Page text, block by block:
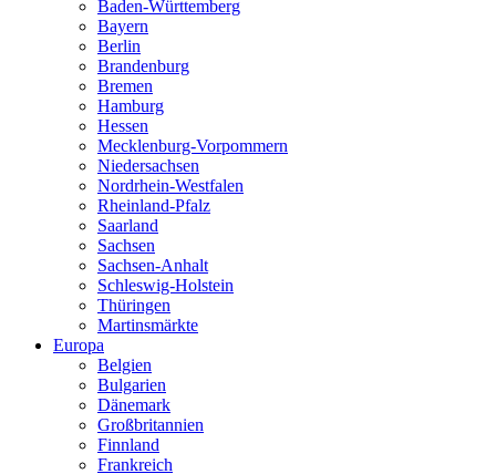
Baden-Württemberg
Bayern
Berlin
Brandenburg
Bremen
Hamburg
Hessen
Mecklenburg-Vorpommern
Niedersachsen
Nordrhein-Westfalen
Rheinland-Pfalz
Saarland
Sachsen
Sachsen-Anhalt
Schleswig-Holstein
Thüringen
Martinsmärkte
Europa
Belgien
Bulgarien
Dänemark
Großbritannien
Finnland
Frankreich